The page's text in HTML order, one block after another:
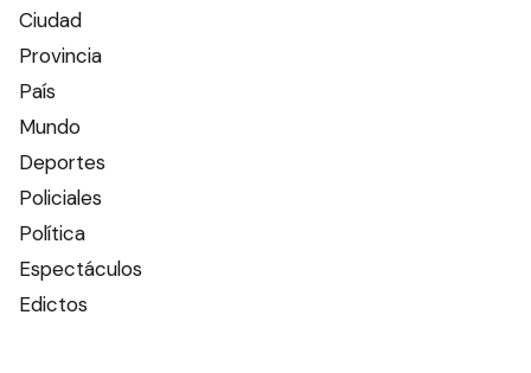
Ciudad
Provincia
País
Mundo
Deportes
Policiales
Política
Espectáculos
Edictos